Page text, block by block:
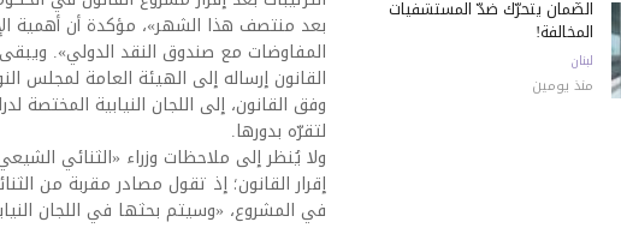
بعد منتصف هذا الشهر»، مؤكدة أن أهمية
المفاوضات مع صندوق النقد الدولي». ويبقى
القانون إرساله إلى الهيئة العامة لمجلس
وفق القانون، إلى اللجان النيابية المختصة
لتقرّه بدورها.
ولا يُنظر إلى ملاحظات وزراء «الثنائي
إقرار القانون؛ إذ تقول مصادر مقربة من
في المشروع، «وسيتم بحثها في اللجان
الضّمان يتحرّك ضدّ المستشفيات
المخالفة!
لبنان
منذ يومين